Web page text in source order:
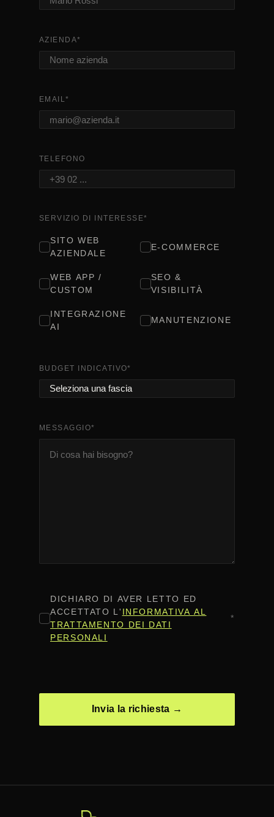
AZIENDA*
EMAIL*
TELEFONO
SERVIZIO DI INTERESSE*
SITO WEB
AZIENDALE
E-COMMERCE
WEB APP /
CUSTOM
SEO &
VISIBILITÀ
INTEGRAZIONE
AI
MANUTENZIONE
BUDGET INDICATIVO*
MESSAGGIO*
CONSENSO*
DICHIARO DI AVER LETTO ED
ACCETTATO L' INFORMATIVA AL
TRATTAMENTO DEI DATI
PERSONALI
*